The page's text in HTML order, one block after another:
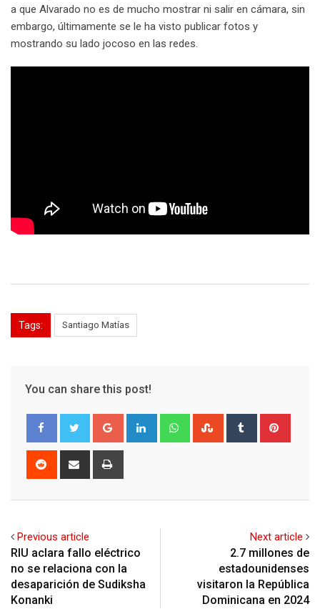
a que Alvarado no es de mucho mostrar ni salir en cámara, sin
embargo, últimamente se le ha visto publicar fotos y
mostrando su lado jocoso en las redes.
Tags: Santiago Matías
You can share this post!
Google+ LinkedIn WhatsappStumbleUpon
Tumblr
Reddit
Share
Previous article
RIU aclara fallo eléctrico
no se relaciona con la
desaparición de Sudiksha
Konanki
Next article
2.7 millones de
estadounidenses
visitaron la República
Dominicana en 2024